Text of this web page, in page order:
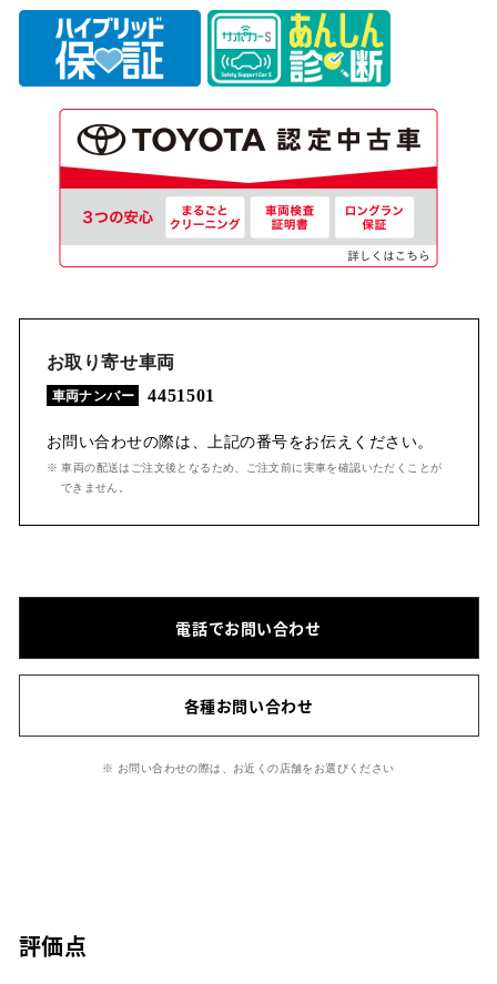
お取り寄せ車両
車両ナンバー 4451501
お問い合わせの際は、上記の番号をお伝えください。
※ 車両の配送はご注文後となるため、ご注文前に実車を確認いただくことが
できません。
電話でお問い合わせ
各種お問い合わせ
※ お問い合わせの際は、お近くの店舗をお選びください
評価点